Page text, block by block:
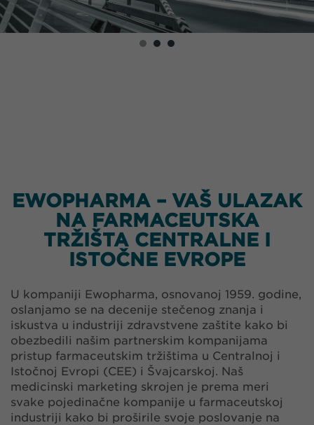
EWOPHARMA – VAŠ ULAZAK
NA FARMACEUTSKA
TRŽIŠTA CENTRALNE I
ISTOČNE EVROPE
U kompaniji Ewopharma, osnovanoj 1959. godine,
oslanjamo se na decenije stečenog znanja i
iskustva u industriji zdravstvene zaštite kako bi
obezbedili našim partnerskim kompanijama
pristup farmaceutskim tržištima u Centralnoj i
Istočnoj Evropi (CEE) i Švajcarskoj. Naš
medicinski marketing skrojen je prema meri
svake pojedinačne kompanije u farmaceutskoj
industriji kako bi proširile svoje poslovanje na